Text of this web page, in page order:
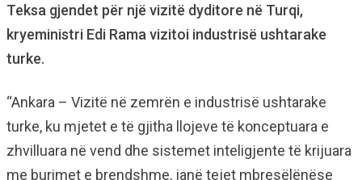
Teksa gjendet për një vizitë dyditore në Turqi,
kryeministri Edi Rama vizitoi industrisë ushtarake
turke.
“Ankara – Vizitë në zemrën e industrisë ushtarake
turke, ku mjetet e të gjitha llojeve të konceptuara e
zhvilluara në vend dhe sistemet inteligjente të krijuara
me burimet e brendshme, janë tejet mbresëlënëse